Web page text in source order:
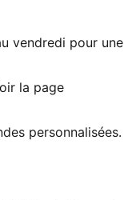
techniques
recyclés, hors
vendredi pour une
la page
personnalisées.